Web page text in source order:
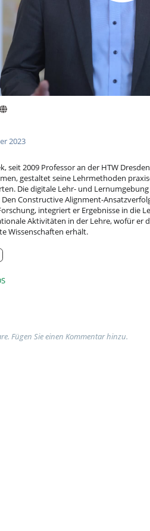
2023
seit 2009 Professor an der HTW
gestaltet seine Lehrmethoden
Die digitale Lehr- und
Constructive Alignment-
integriert er Ergebnisse in die
Aktivitäten in der Lehre, wofür er
Wissenschaften erhält.
Fügen Sie einen Kommentar hinzu.